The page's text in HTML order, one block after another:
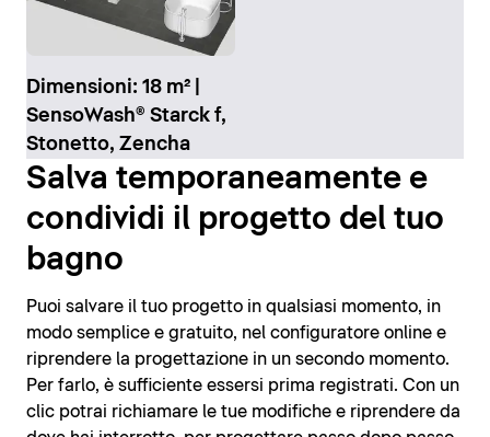
Dimensioni: 18 m² |
SensoWash® Starck f,
Stonetto, Zencha
Salva temporaneamente e
condividi il progetto del tuo
bagno
Puoi salvare il tuo progetto in qualsiasi momento, in
modo semplice e gratuito, nel configuratore online e
riprendere la progettazione in un secondo momento.
Per farlo, è sufficiente essersi prima registrati. Con un
clic potrai richiamare le tue modifiche e riprendere da